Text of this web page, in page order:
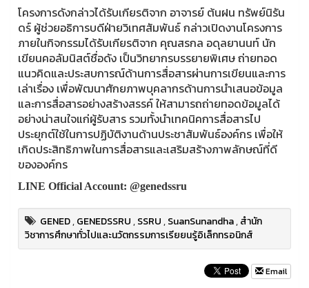
โครงการดังกล่าวได้รับเกียรติจาก อาจารย์ ต้นฝน ทรัพย์นิรัน
ดร์ ผู้ช่วยอธิการบดีฝ่ายวิเทศสัมพันธ์ กล่าวเปิดงานโครงการ
ภายในกิจกรรมได้รับเกียรติจาก คุณสรกล อดุลยานนท์ นัก
เขียนคอลัมนิสต์ชื่อดัง เป็นวิทยากรบรรยายพิเศษ ถ่ายทอด
แนวคิดและประสบการณ์ด้านการสื่อสารผ่านการเขียนและการ
เล่าเรื่อง เพื่อพัฒนาศักยภาพบุคลากรด้านการนำเสนอข้อมูล
และการสื่อสารอย่างสร้างสรรค์ ให้สามารถถ่ายทอดข้อมูลได้
อย่างน่าสนใจแก่ผู้รับสาร รวมทั้งนำเทคนิคการสื่อสารไป
ประยุกต์ใช้ในการปฏิบัติงานด้านประชาสัมพันธ์องค์กร เพื่อให้
เกิดประสิทธิภาพในการสื่อสารและเสริมสร้างภาพลักษณ์ที่ดี
ขององค์กร
LINE Official Account: @genedssru
GENED,GENEDSSRU,SSRU,SuanSunandha,สำนัก
วิชาการศึกษาทั่วไปและนวัตกรรมการเรียยนรู้อิเล็กทรอนิกส์
Email